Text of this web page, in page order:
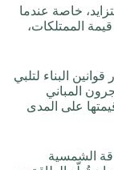
خاصة عندما
الممتلكات،
البناء لتلبي
المباني
على المدى
الشمسية